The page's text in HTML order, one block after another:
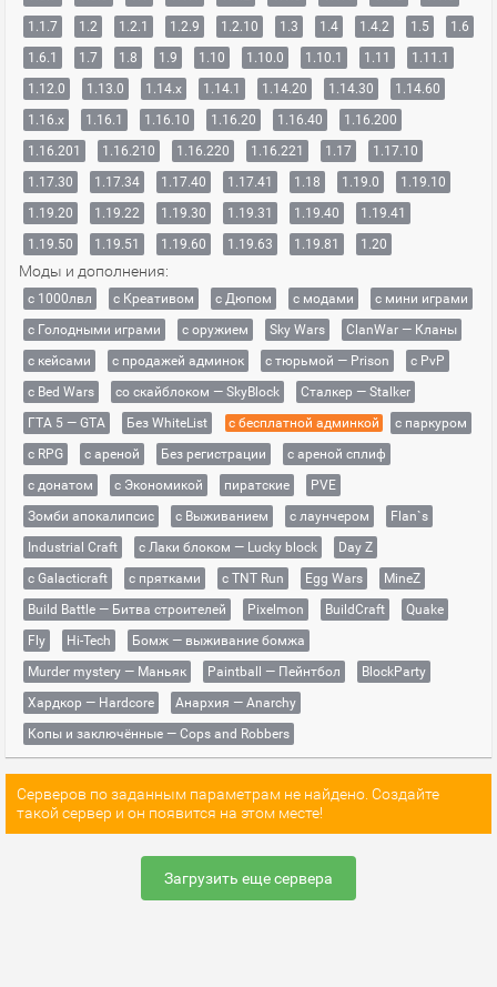
1.1.7
1.2 1.2.1 1.2.9 1.2.10 1.3 1.4 1.4.2 1.5
1.6
1.6.1
1.7 1.8 1.9 1.10 1.10.0 1.10.1 1.11
1.11.1
1.12.0
1.13.0 1.14.x 1.14.1 1.14.20 1.14.30
1.14.60
1.16.x
1.16.1 1.16.10 1.16.20 1.16.40
1.16.200
1.16.201
1.16.210 1.16.220 1.16.221 1.17
1.17.10
1.17.30
1.17.34 1.17.40 1.17.41 1.18 1.19.0
1.19.10
1.19.20
1.19.22 1.19.30 1.19.31 1.19.40
1.19.41
1.19.50
1.19.51 1.19.60 1.19.63 1.19.81 1.20
Моды и дополнения:
с 1000лвл c Креативом с Дюпом с модами
с мини играми
с Голодными играми
с оружием Sky Wars
ClanWar — Кланы
с кейсами
с продажей админок с тюрьмой — Prison
с PvP
с Bed Wars
со скайблоком — SkyBlock
Сталкер — Stalker
ГТА 5 — GTA
Без WhiteList с бесплатной админкой
с паркуром
с RPG
с ареной Без регистрации
с ареной сплиф
с донатом
с Экономикой пиратские
PVE
Зомби апокалипсис
с Выживанием с лаунчером
Flan`s
Industrial Craft
с Лаки блоком — Lucky block
Day Z
с Galacticraft
с прятками с TNT Run Egg Wars
MineZ
Build Battle — Битва строителей
Pixelmon BuildCraft
Quake
Fly
Hi-Tech
Бомж — выживание бомжа
Murder mystery — Маньяк
Paintball — Пейнтбол
BlockParty
Хардкор — Hardcore
Анархия — Anarchy
Копы и заключённые — Cops and Robbers
Серверов по заданным параметрам не найдено. Создайте
такой сервер и он появится на этом месте!
Загрузить еще сервера